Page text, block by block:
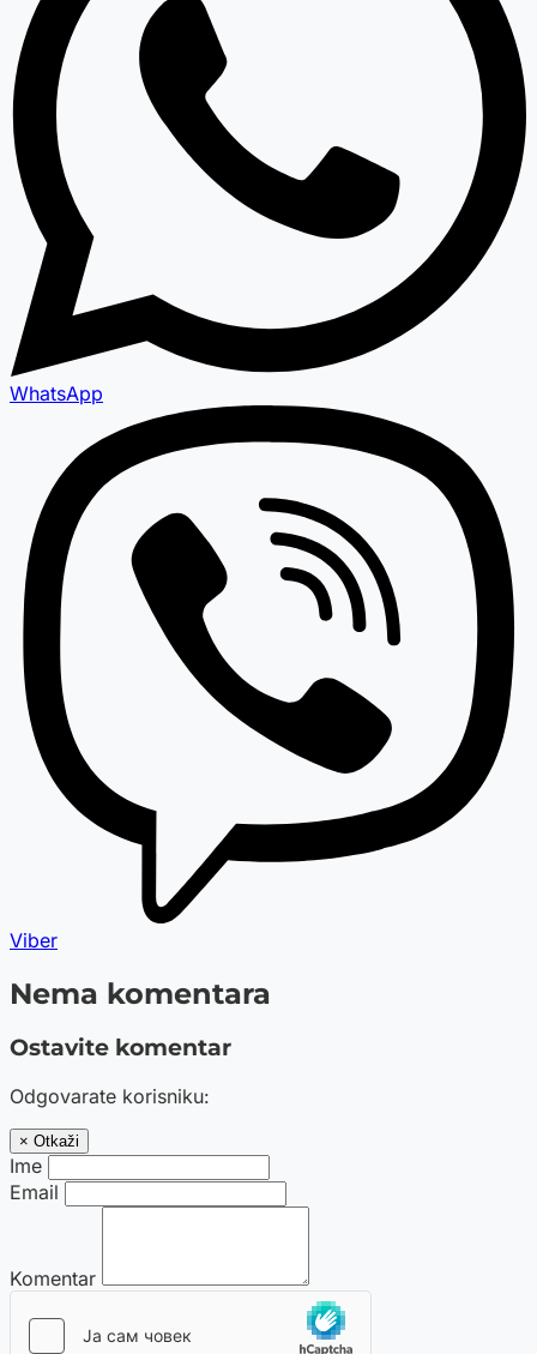
WhatsApp
Viber
Nema komentara
Ostavite komentar
Odgovarate korisniku:
× Otkaži
Ime
Email
Komentar